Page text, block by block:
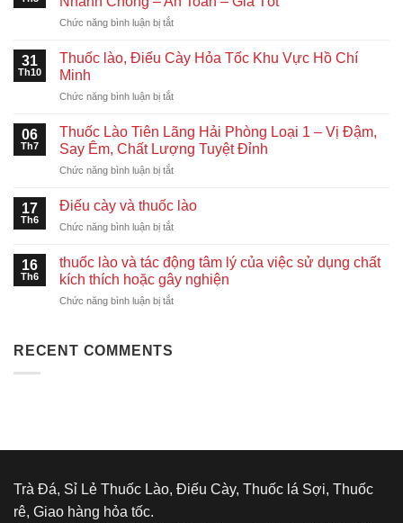
Chức năng bình luận bị tắtở
Thuốc
Lào
Malaysia,
Singapore
Nhanh
Chóng
–
Toàn
31
Th10
Thuốc lào, Điếu Cày Hỏa Tốc Khu Vực Hồ Chí
Minh
Chức năng bình luận bị tắtở
lào,
Điếu
Cày
Hỏa
Khu
Hồ
Minh
06
Th7
Thuốc Lào Tiên Lãng Hải Phòng Loại 1 – Vị Đậm,
Say Êm, Chất Lượng Tuyệt Đỉnh
Chức năng bình luận bị tắtở
Lào
Lãng
Phòng
Loại
–
17
Th6
Điếu cày và thuốc lào
Chức năng bình luận bị tắtở
cày
và
thuốc
lào
16
Th6
thuốc lào và tác động tâm lý của việc sử dụng chất
kích thích hoặc gây nghiện
Chức năng bình luận bị tắtở
sử
chất
RECENT COMMENTS
Trà Đá, Sỉ Lẻ Thuốc Lào, Điếu Cày, Thuốc lá Sợi, Thuốc
rê, Giao hàng hỏa tốc.